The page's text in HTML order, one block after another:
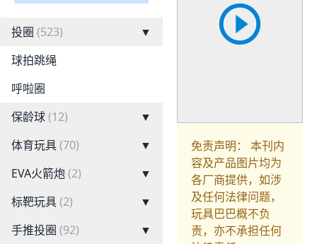
投圈 (523)
▼
球拍跳绳
呼啦圈
保龄球(12)
▼
体育玩具(70)
▼
EVA火箭炮(2)
▼
标靶玩具(2)
▼
手推投圈 (92) ▼
免责声明： 本刊内
容及产品图片均为
各厂商提供，如涉
及任何法律问题，
玩具巴巴概不负
责，亦不承担任何